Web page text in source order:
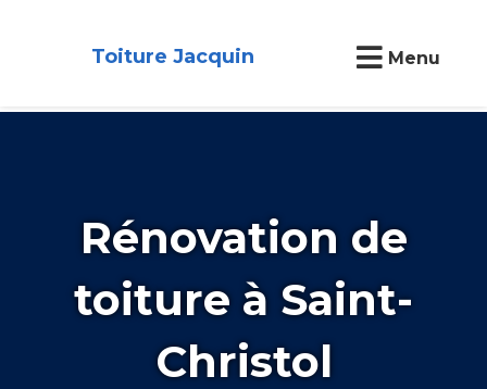
Toiture Jacquin Menu
Rénovation de
toiture à Saint-
Christol